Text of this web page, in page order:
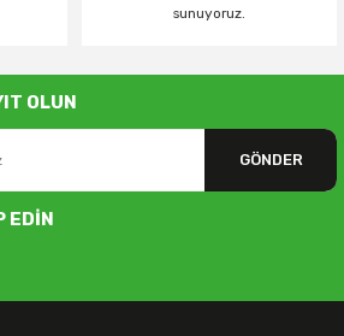
sunuyoruz.
OLUN
GÖNDER
EDİN